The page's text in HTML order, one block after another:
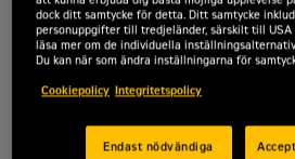
Organisationsnummer*
dock ditt samtycke för detta. Ditt samtycke
personuppgifter till tredjeländer, särskilt till USA
läsa mer om de individuella
Du kan när som ändra inställningarna för
Cookiepolicy Integritetspolicy
Endast nödvändiga